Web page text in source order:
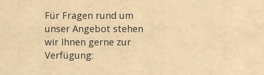
Für Fragen rund um
unser Angebot stehen
wir Ihnen gerne zur
Verfügung: